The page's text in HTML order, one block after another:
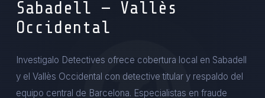
Sabadell — Vallès
Occidental
Investigalo Detectives ofrece cobertura local en Sabadell
y el Vallès Occidental con detective titular y respaldo del
equipo central de Barcelona. Especialistas en fraude